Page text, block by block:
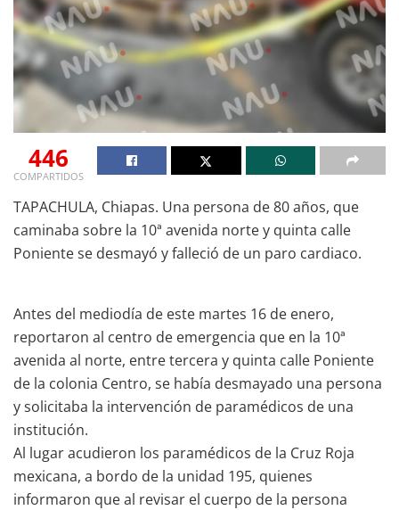
446
COMPARTIDOS
TAPACHULA, Chiapas. Una persona de 80 años, que
caminaba sobre la 10ª avenida norte y quinta calle
Poniente se desmayó y falleció de un paro cardiaco.
Antes del mediodía de este martes 16 de enero,
reportaron al centro de emergencia que en la 10ª
avenida al norte, entre tercera y quinta calle Poniente
de la colonia Centro, se había desmayado una persona
y solicitaba la intervención de paramédicos de una
institución.
Al lugar acudieron los paramédicos de la Cruz Roja
mexicana, a bordo de la unidad 195, quienes
informaron que al revisar el cuerpo de la persona